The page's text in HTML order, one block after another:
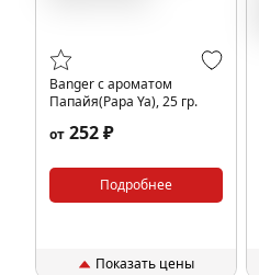
Banger с ароматом
Папайя(Papa Ya), 25 гр.
от 252 ₽
Подробнее
Показать цены